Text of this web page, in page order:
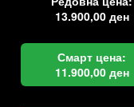
13.900,00 ден
Смарт цена:
11.900,00 ден